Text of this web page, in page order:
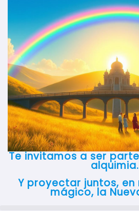
Te invitamos a ser
alquimia.
Y proyectar juntos, en
mágico, la